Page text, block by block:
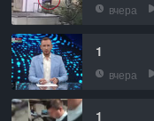
вчера
1
вчера
1